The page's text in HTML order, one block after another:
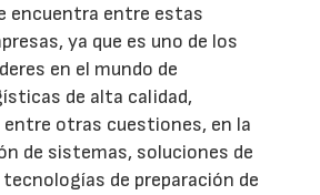
encuentra entre estas
ya que es uno de los
en el mundo de
de alta calidad,
entre otras cuestiones, en la
de sistemas, soluciones de
de preparación de